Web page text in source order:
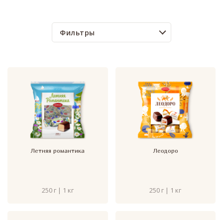
Фильтры
Летняя романтика
250 г | 1 кг
Леодоро
250 г | 1 кг